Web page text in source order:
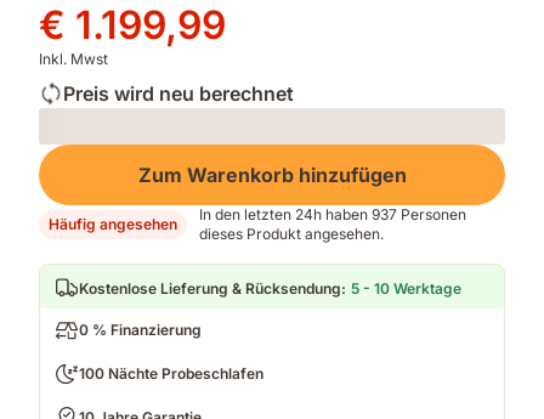
Preis
€ 2.399,98
Preis
€ 1.199,99
€ 1.199,99
Inkl. Mwst
Preis wird neu berechnet
Loading
Zum Warenkorb hinzufügen
Häufig angesehen
In den letzten 24h haben 937 Personen
dieses Produkt angesehen.
Kostenlose Lieferung & Rücksendung: 5 - 10 Werktage
0 % Finanzierung
100 Nächte Probeschlafen